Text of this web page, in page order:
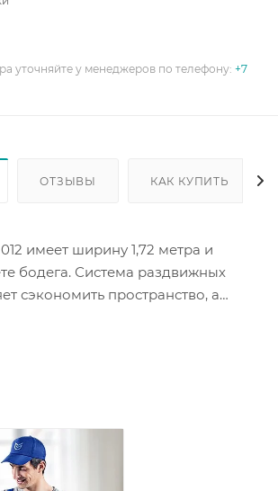
уточняйте у менеджеров по телефону: +7
ОТЗЫВЫ КАК КУПИТЬ
имеет ширину 1,72 метра и
бодега. Система раздвижных
сэкономить пространство, а
секции есть отделение с
решение для хранения